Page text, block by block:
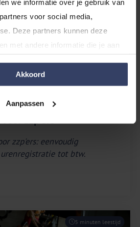
we informatie over je gebruik van
voor social media,
Deze partners kunnen deze
met andere informatie die je aan
hun services.
Akkoord
Aanpassen
zzp'ers
zzp'ers: eenvoudig
tot btw.
5 minuten leestijd